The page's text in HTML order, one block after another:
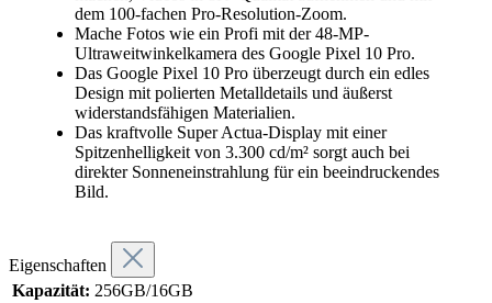
dem 100-fachen Pro-Resolution-Zoom.
Mache Fotos wie ein Profi mit der 48-MP-
Ultraweitwinkelkamera des Google Pixel 10 Pro.
Das Google Pixel 10 Pro überzeugt durch ein edles
Design mit polierten Metalldetails und äußerst
widerstandsfähigen Materialien.
Das kraftvolle Super Actua-Display mit einer
Spitzenhelligkeit von 3.300 cd/m² sorgt auch bei
direkter Sonneneinstrahlung für ein beeindruckendes
Bild.
Eigenschaften
Kapazität: 256GB/16GB